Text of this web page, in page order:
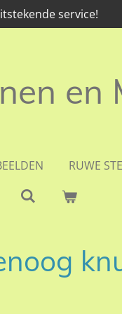
service!
en
RUWE